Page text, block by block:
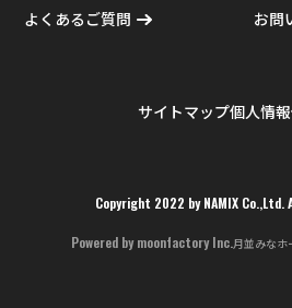
よくあるご質問 お問
サイトマップ個人情
Copyright 2022 by NAMIX
Powered bymoonfactory Inc.月並みなホ